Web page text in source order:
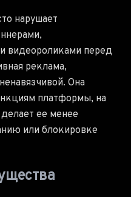
нарушает
видеороликами перед
реклама,
Она
платформы, на
ее менее
или блокировке